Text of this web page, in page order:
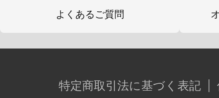
トグレー」、コア部分にヘキサギア
ります。
よくあるご質問
特定商取引法に基づく表記